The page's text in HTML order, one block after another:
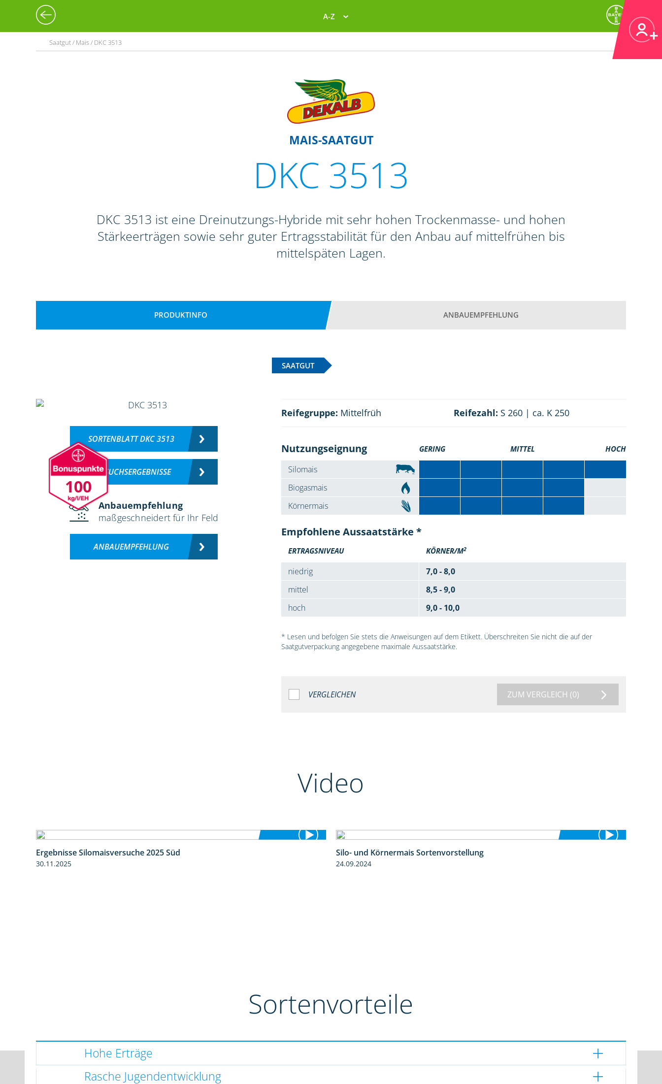
A-Z
Saatgut / Mais / DKC 3513
MAIS-SAATGUT
DKC 3513
DKC 3513 ist eine Dreinutzungs-Hybride mit sehr hohen Trockenmasse- und hohen
Stärkeerträgen sowie sehr guter Ertragsstabilität für den Anbau auf mittelfrühen bis
mittelspäten Lagen.
PRODUKTINFO ANBAUEMPFEHLUNG
SAATGUT
100
SORTENBLATT DKC 3513
VERSUCHSERGEBNISSE
Anbauempfehlung
maßgeschneidert für Ihr Feld
ANBAUEMPFEHLUNG
Reifegruppe: Mittelfrüh Reifezahl: S 260 | ca. K 250
Nutzungseignung GERING MITTEL HOCH
Silomais
Biogasmais
Körnermais
Empfohlene Aussaatstärke *
ERTRAGSNIVEAU KÖRNER/M2
niedrig
7,0 - 8,0
mittel
8,5 - 9,0
hoch
9,0 - 10,0
* Lesen und befolgen Sie stets die Anweisungen auf dem Etikett. Überschreiten Sie nicht die auf der
Saatgutverpackung angegebene maximale Aussaatstärke.
VERGLEICHEN ZUM VERGLEICH (0)
Video
Ergebnisse Silomaisversuche 2025 Süd
30.11.2025
Silo- und Körnermais Sortenvorstellung
24.09.2024
Sortenvorteile
Hohe Erträge
Rasche Jugendentwicklung